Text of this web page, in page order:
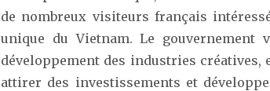
de nombreux visiteurs français
unique du Vietnam. Le gouvernement
développement des industries
attirer des investissements et